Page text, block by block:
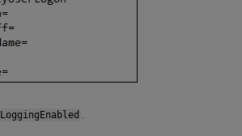
LoggingEnabled